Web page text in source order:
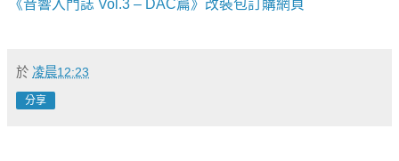
《音響入門誌 Vol.3 – DAC篇》改裝包訂購網頁
於 凌晨12:23
分享